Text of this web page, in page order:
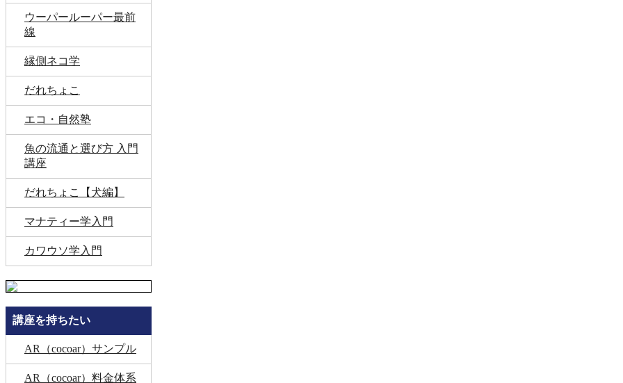
ウーパールーパー最前
線
縁側ネコ学
だれちょこ
エコ・自然塾
魚の流通と選び方 入門
講座
だれちょこ【犬編】
マナティー学入門
カワウソ学入門
講座を持ちたい
AR（cocoar）サンプル
AR（cocoar）料金体系